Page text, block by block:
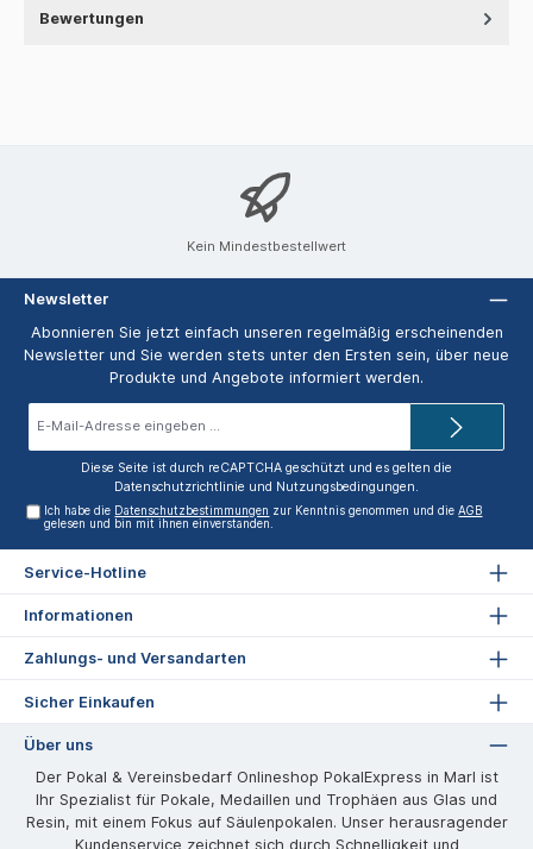
Bewertungen
Kein Mindestbestellwert
Newsletter
Abonnieren Sie jetzt einfach unseren regelmäßig erscheinenden
Newsletter und Sie werden stets unter den Ersten sein, über neue
Produkte und Angebote informiert werden.
Diese Seite ist durch reCAPTCHA geschützt und es gelten die
Datenschutzrichtlinie und Nutzungsbedingungen.
Ich habe die Datenschutzbestimmungen zur Kenntnis genommen und dieAGB
gelesen und bin mit ihnen einverstanden.
Service-Hotline
Informationen
Zahlungs- und Versandarten
Sicher Einkaufen
Über uns
Der Pokal & Vereinsbedarf Onlineshop PokalExpress in Marl ist
Ihr Spezialist für Pokale, Medaillen und Trophäen aus Glas und
Resin, mit einem Fokus auf Säulenpokalen. Unser herausragender
Kundenservice zeichnet sich durch Schnelligkeit und